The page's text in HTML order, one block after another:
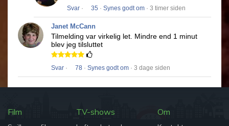
Svar · 35 · Synes godt om · 3 timer siden
Janet McCann
Tilmelding var virkelig let. Mindre end 1 minut
blev jeg tilsluttet
Svar · 78 · Synes godt om · 3 dage siden
Film TV-shows Om